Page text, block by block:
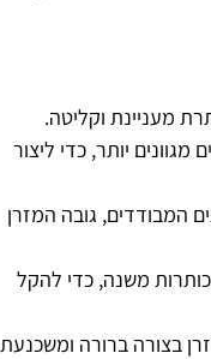
מעניינת וקליטה.
מגוונים יותר, כדי ליצור
המבודדים, גובה המזרן
משנה, כדי להקל
בצורה ברורה ומשכנעת